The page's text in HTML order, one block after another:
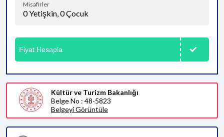
Misafirler
0Yetişkin,0Çocuk
Fiyat Hesapla
Kültür ve Turizm Bakanlığı
Belge No : 48-5823
Belgeyi Görüntüle